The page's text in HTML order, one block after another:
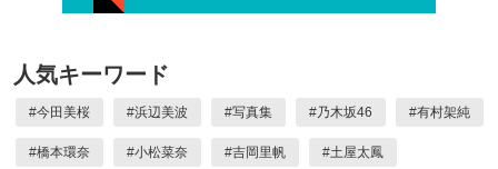
人気キーワード
#今田美桜 #浜辺美波 #写真集 #乃木坂46 #有村架純
#橋本環奈 #小松菜奈 #吉岡里帆 #土屋太鳳